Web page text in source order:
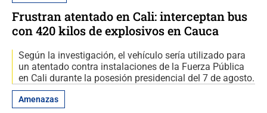
Frustran atentado en Cali: interceptan bus
con 420 kilos de explosivos en Cauca
Según la investigación, el vehículo sería utilizado para
un atentado contra instalaciones de la Fuerza Pública
en Cali durante la posesión presidencial del 7 de agosto.
Amenazas